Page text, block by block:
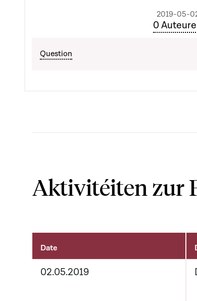
2019-05-
0
Question
Aktivitéiten zur
Aktivitéiten um Dossier
Date
02.05.2019